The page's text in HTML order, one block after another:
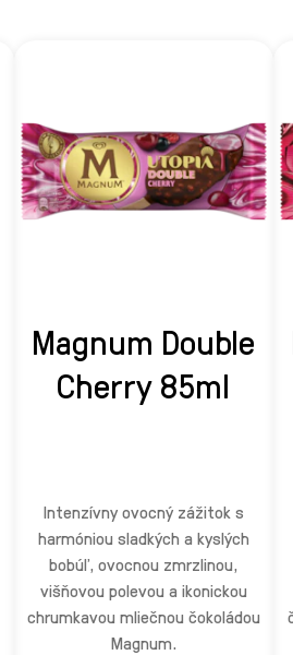
Magnum Double
Cherry 85ml
Intenzívny ovocný zážitok s
harmóniou sladkých a kyslých
bobúľ, ovocnou zmrzlinou,
višňovou polevou a ikonickou
chrumkavou mliečnou čokoládou
Magnum.